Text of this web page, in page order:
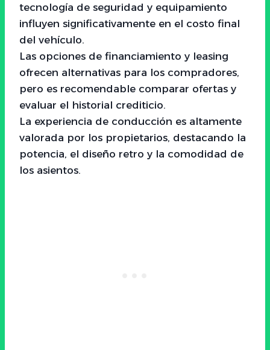
tecnología de seguridad y equipamiento
influyen significativamente en el costo final
del vehículo.
Las opciones de financiamiento y leasing
ofrecen alternativas para los compradores,
pero es recomendable comparar ofertas y
evaluar el historial crediticio.
La experiencia de conducción es altamente
valorada por los propietarios, destacando la
potencia, el diseño retro y la comodidad de
los asientos.